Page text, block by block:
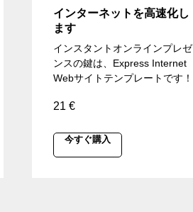
インターネットを高速化し
ます
インスタントオンラインプレゼ
ンスの鍵は、Express Internet
Webサイトテンプレートです！
21 €
今すぐ購入